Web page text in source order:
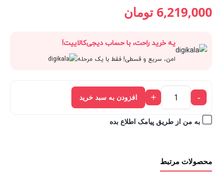
6,219,000 تومان.
قیمت
6,910,000 تومان
بود.
6,219,000 تومان
فعلی:
6,219,000 تومان.
یه خرید راحت، با حساب دیجی‌کالاییت!
امن، سریع و قسطی! فقط با یک مرحله
-
+ افزودن به سبد خرید
به من از طریق پیامک اطلاع بده
محصولات مرتبط